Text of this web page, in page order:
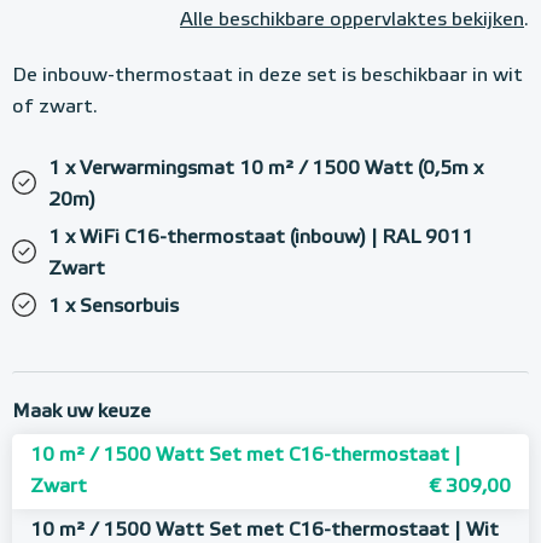
Alle beschikbare oppervlaktes bekijken.
De inbouw-thermostaat in deze set is beschikbaar in wit
of zwart.
1 x Verwarmingsmat 10 m² / 1500 Watt (0,5m x
20m)
1 x WiFi C16-thermostaat (inbouw) | RAL 9011
Zwart
1 x Sensorbuis
Maak uw keuze
10 m² / 1500 Watt Set met C16-thermostaat |
Zwart
€ 309,00
10 m² / 1500 Watt Set met C16-thermostaat | Wit